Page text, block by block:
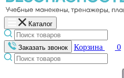
Каталог
Заказать звонок Корзина 0